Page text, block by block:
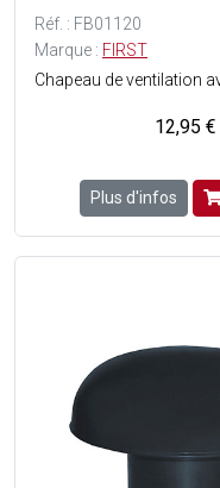
Réf. : FB01120
Marque : FIRST
12,95 €
Plus d'infos